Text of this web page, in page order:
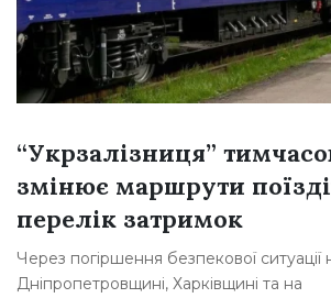
“Укрзалізниця”
змінює маршрути
перелік затримок
Через погіршення безпекової ситуації
Дніпропетровщині, Харківщині та на